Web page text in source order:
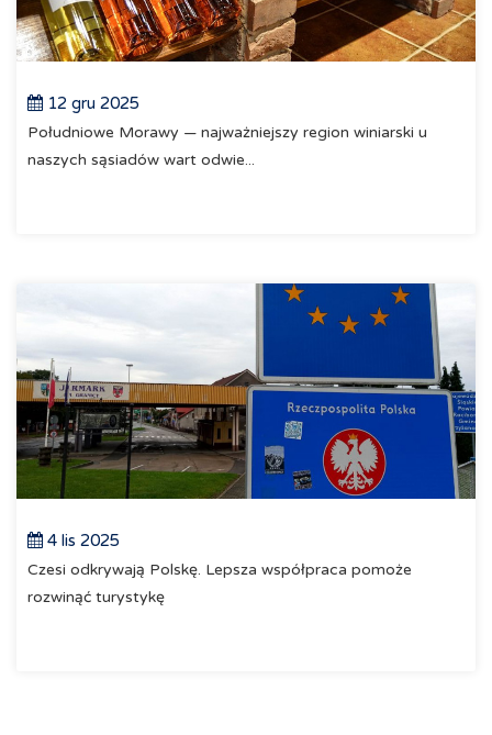
12 gru 2025
Południowe Morawy — najważniejszy region winiarski u
naszych sąsiadów wart odwie...
4 lis 2025
Czesi odkrywają Polskę. Lepsza współpraca pomoże
rozwinąć turystykę